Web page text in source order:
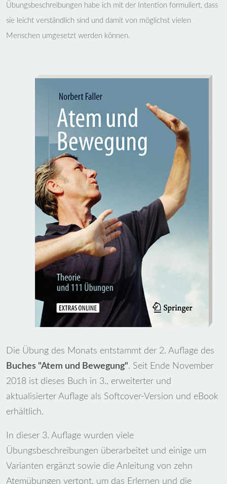
Übungsbeschreibungen habe ich mit der Intention formuliert, dass
sie leicht verständlich sind und damit von möglichst vielen
Menschen umgesetzt werden können.
Die Übung des Monats entstammt der 2. Auflage des
Buches "Atem und Bewegung". Seit Ende November
2018 ist dieses Buch in 3., erweiterter und
aktualisierter Auflage als Softcover-Version und eBook
erhältlich.
In dieser 3. Auflage wurden viele
Übungsbeschreibungen überarbeitet und einige um
Varianten ergänzt sowie die Anleitung von zehn
Atemübungen vertont, um das Erlernen und die